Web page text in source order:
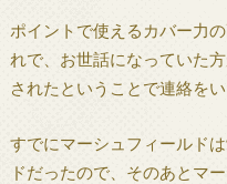
ポイントで使えるカバー力
れで、お世話になっていた
されたということで連絡をい
すでにマーシュフィールド
ドだったので、そのあとマ